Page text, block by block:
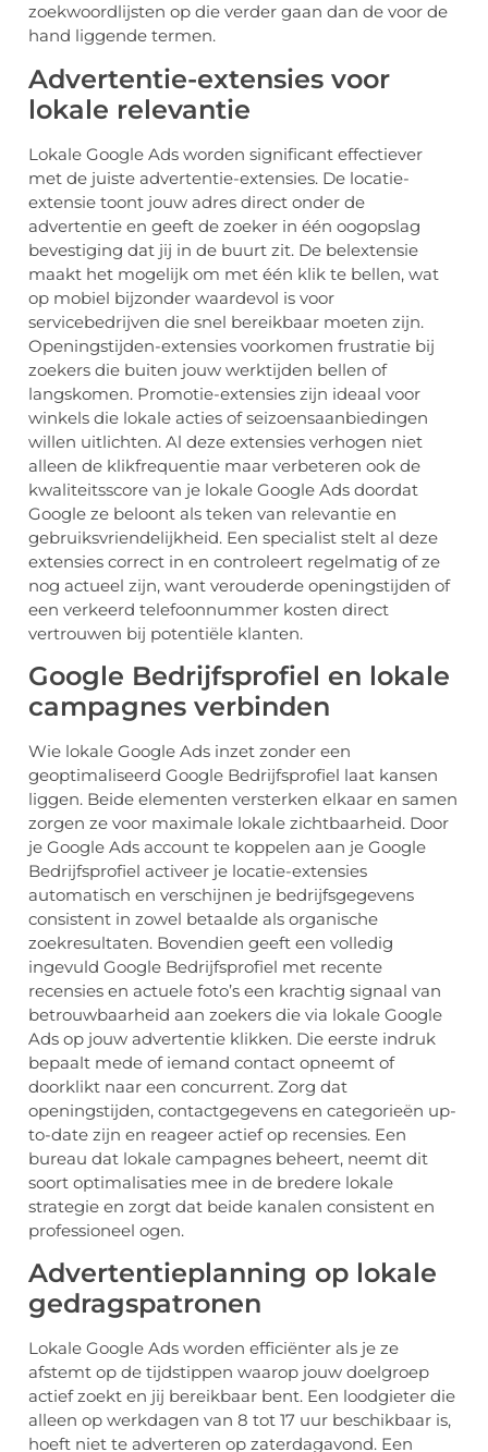
zoekwoordlijsten op die verder gaan dan de voor de
hand liggende termen.
Advertentie-extensies voor
lokale relevantie
Lokale Google Ads worden significant effectiever
met de juiste advertentie-extensies. De locatie-
extensie toont jouw adres direct onder de
advertentie en geeft de zoeker in één oogopslag
bevestiging dat jij in de buurt zit. De belextensie
maakt het mogelijk om met één klik te bellen, wat
op mobiel bijzonder waardevol is voor
servicebedrijven die snel bereikbaar moeten zijn.
Openingstijden-extensies voorkomen frustratie bij
zoekers die buiten jouw werktijden bellen of
langskomen. Promotie-extensies zijn ideaal voor
winkels die lokale acties of seizoensaanbiedingen
willen uitlichten. Al deze extensies verhogen niet
alleen de klikfrequentie maar verbeteren ook de
kwaliteitsscore van je lokale Google Ads doordat
Google ze beloont als teken van relevantie en
gebruiksvriendelijkheid. Een specialist stelt al deze
extensies correct in en controleert regelmatig of ze
nog actueel zijn, want verouderde openingstijden of
een verkeerd telefoonnummer kosten direct
vertrouwen bij potentiële klanten.
Google Bedrijfsprofiel en lokale
campagnes verbinden
Wie lokale Google Ads inzet zonder een
geoptimaliseerd Google Bedrijfsprofiel laat kansen
liggen. Beide elementen versterken elkaar en samen
zorgen ze voor maximale lokale zichtbaarheid. Door
je Google Ads account te koppelen aan je Google
Bedrijfsprofiel activeer je locatie-extensies
automatisch en verschijnen je bedrijfsgegevens
consistent in zowel betaalde als organische
zoekresultaten. Bovendien geeft een volledig
ingevuld Google Bedrijfsprofiel met recente
recensies en actuele foto’s een krachtig signaal van
betrouwbaarheid aan zoekers die via lokale Google
Ads op jouw advertentie klikken. Die eerste indruk
bepaalt mede of iemand contact opneemt of
doorklikt naar een concurrent. Zorg dat
openingstijden, contactgegevens en categorieën up-
to-date zijn en reageer actief op recensies. Een
bureau dat lokale campagnes beheert, neemt dit
soort optimalisaties mee in de bredere lokale
strategie en zorgt dat beide kanalen consistent en
professioneel ogen.
Advertentieplanning op lokale
gedragspatronen
Lokale Google Ads worden efficiënter als je ze
afstemt op de tijdstippen waarop jouw doelgroep
actief zoekt en jij bereikbaar bent. Een loodgieter die
alleen op werkdagen van 8 tot 17 uur beschikbaar is,
hoeft niet te adverteren op zaterdagavond. Een